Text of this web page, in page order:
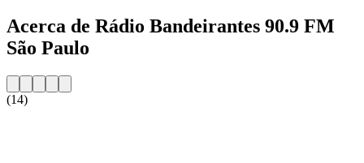
Acerca de Rádio Bandeirantes 90.9 FM
São Paulo
(14)